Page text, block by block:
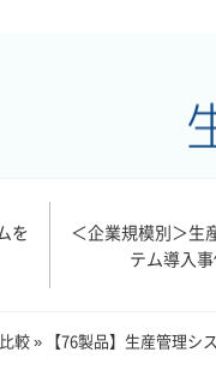
を
＜企業規模別＞生
テム導入
較» 【76製品】生産管理シ